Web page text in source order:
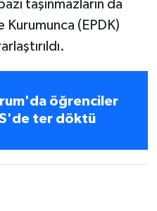
taşınmazların da
Kurumunca (EPDK)
öğrenciler
ter döktü